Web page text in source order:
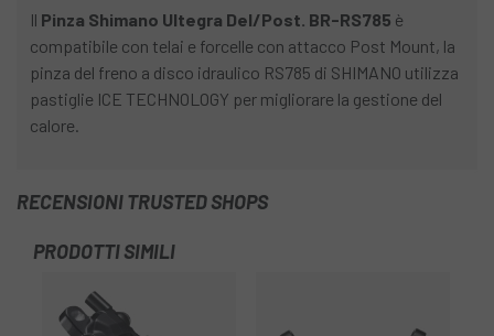
Il Pinza Shimano Ultegra Del/Post. BR-RS785 è
compatibile con telai e forcelle con attacco Post Mount, la
pinza del freno a disco idraulico RS785 di SHIMANO utilizza
pastiglie ICE TECHNOLOGY per migliorare la gestione del
calore.
RECENSIONI TRUSTED SHOPS
PRODOTTI SIMILI